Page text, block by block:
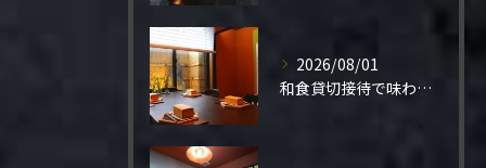
2026/08/01
和食貸切接待で味わう極上の一夜